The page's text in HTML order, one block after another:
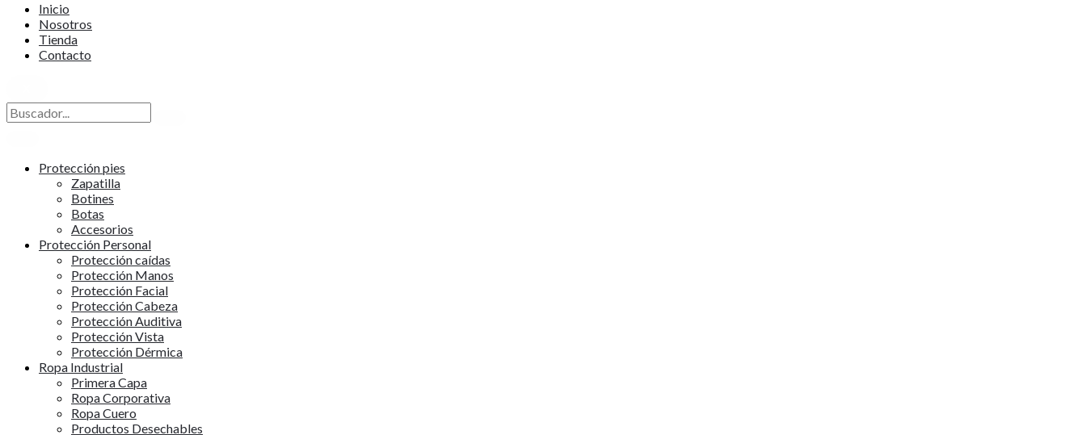
Inicio
Nosotros
Tienda
Contacto
Protección pies
Zapatilla
Botines
Botas
Accesorios
Protección Personal
Protección caídas
Protección Manos
Protección Facial
Protección Cabeza
Protección Auditiva
Protección Vista
Protección Dérmica
Ropa Industrial
Primera Capa
Ropa Corporativa
Ropa Cuero
Productos Desechables